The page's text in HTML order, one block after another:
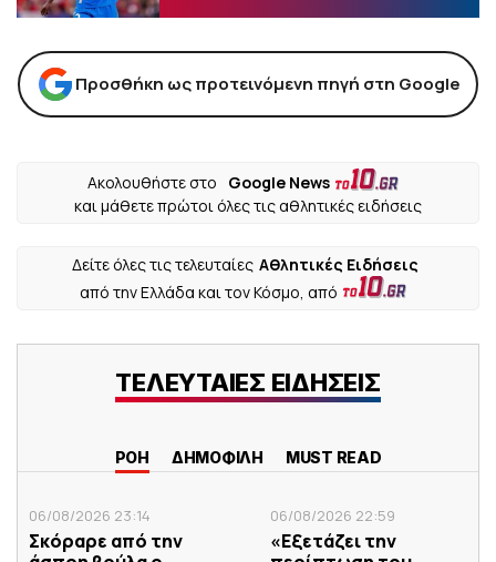
Προσθήκη ως προτεινόμενη πηγή στη Google
Ακολουθήστε στο
Google News
και μάθετε πρώτοι όλες τις αθλητικές ειδήσεις
Δείτε όλες τις τελευταίες Αθλητικές Ειδήσεις
από την Ελλάδα και τον Κόσμο, από
ΤΕΛΕΥΤΑΙΕΣ ΕΙΔΗΣΕΙΣ
ΡΟΗ ΔΗΜΟΦΙΛΗ MUST READ
06/08/2026 23:14
Σκόραρε από την
06/08/2026 22:59
«Εξετάζει την